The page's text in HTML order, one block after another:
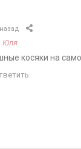
Юля
косяки на